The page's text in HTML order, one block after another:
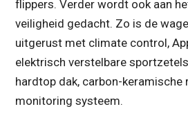
flippers. Verder wordt ook aan
veiligheid gedacht. Zo is de
uitgerust met climate control,
elektrisch verstelbare
hardtop dak, carbon-keramische
monitoring systeem.